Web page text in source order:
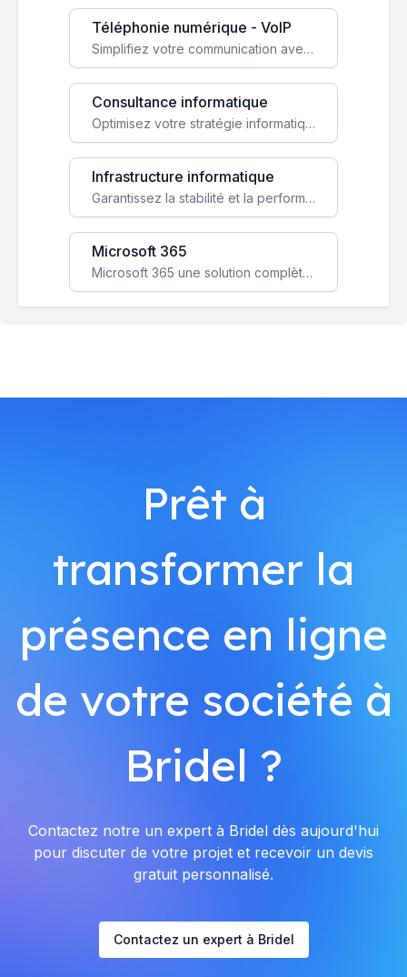
Téléphonie numérique - VoIP
Simplifiez votre communication avec une solution VoIP flexible, économique et adaptée à vos besoins professionnels.
Consultance informatique
Optimisez votre stratégie informatique avec l'expertise de nos consultants pour améliorer votre efficacité et sécurité.
Infrastructure informatique
Garantissez la stabilité et la performance de votre entreprise avec une infrastructure IT sécurisée et évolutive.
Microsoft 365
Microsoft 365 une solution complète qui booste votre productivité, renforce la sécurité de vos données et facilite la collaboration.
Prêt à
transformer la
présence en ligne
de votre société à
Bridel ?
Contactez notre un expert à Bridel dès aujourd'hui
pour discuter de votre projet et recevoir un devis
gratuit personnalisé.
Contactez un expert à Bridel